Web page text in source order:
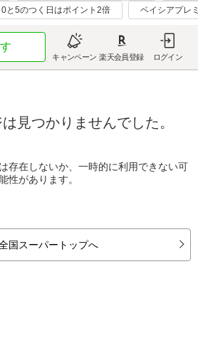
0と5のつく日はポイント2倍 ベイシアプレ
キャンペーン 楽天会員登録 ログイン
見つかりませんでした。
存在しないか、一時的に利用できない可
性があります。
国スーパートップへ